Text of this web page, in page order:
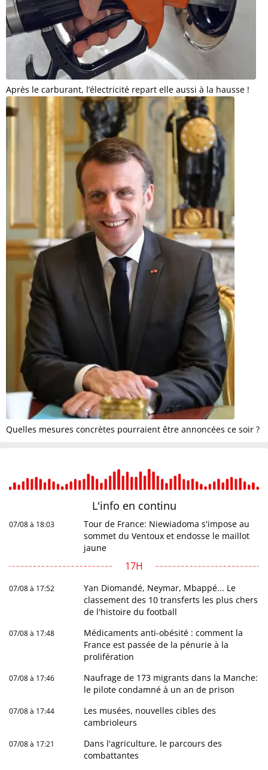
Après le carburant, l’électricité repart elle aussi à la hausse !
Quelles mesures concrètes pourraient être annoncées ce soir ?
L'info en continu
07/08 à 18:03
Tour de France: Niewiadoma s'impose au
sommet du Ventoux et endosse le maillot
jaune
17H
07/08 à 17:52
Yan Diomandé, Neymar, Mbappé... Le
classement des 10 transferts les plus chers
de l'histoire du football
07/08 à 17:48
Médicaments anti-obésité : comment la
France est passée de la pénurie à la
prolifération
07/08 à 17:46
Naufrage de 173 migrants dans la Manche:
le pilote condamné à un an de prison
07/08 à 17:44
Les musées, nouvelles cibles des
cambrioleurs
07/08 à 17:21
Dans l'agriculture, le parcours des
combattantes